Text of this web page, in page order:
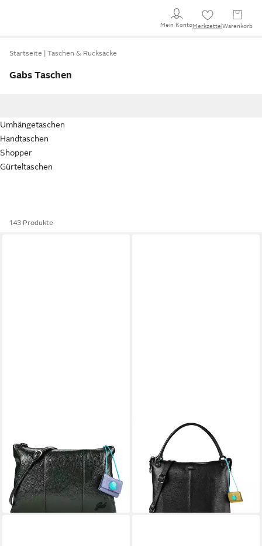
Mein KontoMerkzettel Warenkorb
Startseite Taschen & Rucksäcke
Gabs Taschen
Umhängetaschen
Handtaschen
Shopper
Gürteltaschen
143 Produkte
Umhängetasche Beyonce,
Leder
100,00 €
lieferbar - in 2-3 Werktagen bei dir
Schultertasche G14, Leder
260,00 €
lieferbar - in 2-3 Werktagen bei dir